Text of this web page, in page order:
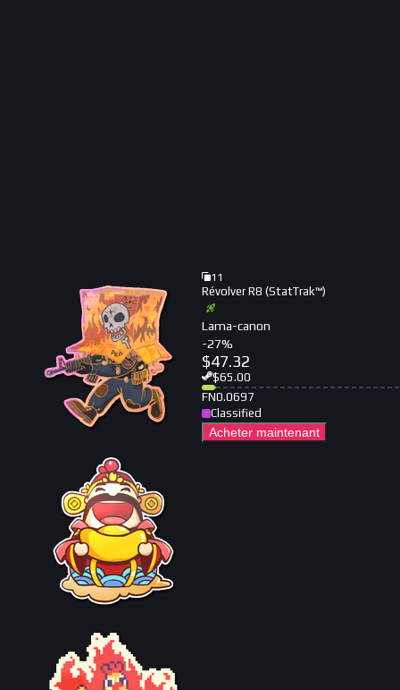
11
Révolver R8 (StatTrak™)
Lama-canon
-27%
$47.32
$65.00
FN0.0697
Classified
Acheter maintenant